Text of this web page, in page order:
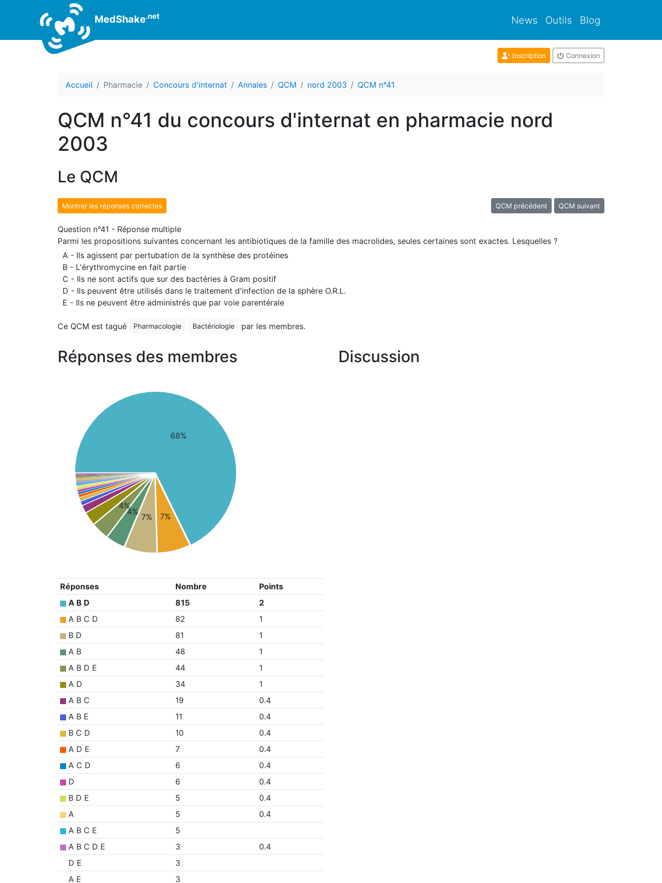
MedShake.net News Outils Blog
Inscription Connexion
Accueil Pharmacie Concours d'internat Annales QCM nord 2003 QCM n°41
QCM n°41 du concours d'internat en pharmacie nord
2003
Le QCM
Montrer les réponses correctes QCM précédent QCM suivant
Question n°41 - Réponse multiple
Parmi les propositions suivantes concernant les antibiotiques de la famille des macrolides, seules certaines sont exactes. Lesquelles ?
A - Ils agissent par pertubation de la synthèse des protéines
B - L'érythromycine en fait partie
C - Ils ne sont actifs que sur des bactéries à Gram positif
D - Ils peuvent être utilisés dans le traitement d'infection de la sphère O.R.L.
E - Ils ne peuvent être administrés que par voie parentérale
Ce QCM est tagué Pharmacologie Bactériologie par les membres.
Réponses des membres
68%
7%
7%
4%
4%
Réponses Nombre
Points
A B D
815
2
A B C D
82
1
B D
81
1
A B
48
1
A B D E
44
1
A D
34
1
A B C
19
0.4
A B E
11
0.4
B C D
10
0.4
A D E
7
0.4
A C D
6
0.4
D
6
0.4
B D E
5
0.4
A
5
0.4
A B C E
5
A B C D E
3
0.4
D E
3
A E
3
Discussion